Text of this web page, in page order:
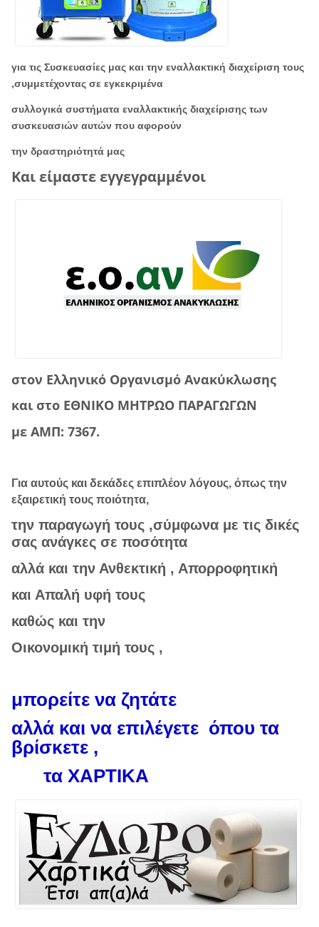
για τις Συσκευασίες μας και την εναλλακτική διαχείριση τους
,συμμετέχοντας σε εγκεκριμένα
συλλογικά συστήματα εναλλακτικής διαχείρισης των
συσκευασιών αυτών που αφορούν
την δραστηριότητά μας
Και είμαστε εγγεγραμμένοι
στον Ελληνικό Οργανισμό Ανακύκλωσης
και στο ΕΘΝΙΚΟ ΜΗΤΡΩΟ ΠΑΡΑΓΩΓΩΝ
με ΑΜΠ: 7367.
Για αυτούς και δεκάδες επιπλέον λόγους, όπως την
εξαιρετική τους ποιότητα,
την παραγωγή τους ,σύμφωνα με τις δικές
σας ανάγκες σε ποσότητα
αλλά και την Ανθεκτική , Απορροφητική
και Απαλή υφή τους
καθώς και την
Οικονομική τιμή τους ,
μπορείτε να ζητάτε
αλλά και να επιλέγετε όπου τα
βρίσκετε ,
τα ΧΑΡΤΙΚΑ